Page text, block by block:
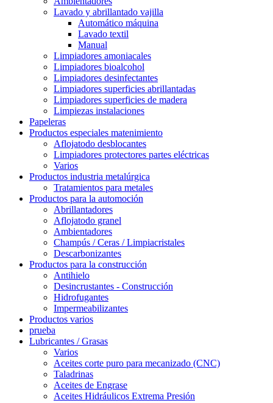
Lavado y abrillantado vajilla
Automático máquina
Lavado textil
Manual
Limpiadores amoniacales
Limpiadores bioalcohol
Limpiadores desinfectantes
Limpiadores superficies abrillantadas
Limpiadores superficies de madera
Limpiezas instalaciones
Papeleras
Productos especiales matenimiento
Aflojatodo desblocantes
Limpiadores protectores partes eléctricas
Varios
Productos industria metalúrgica
Tratamientos para metales
Productos para la automoción
Abrillantadores
Aflojatodo granel
Ambientadores
Champús / Ceras / Limpiacristales
Descarbonizantes
Productos para la construcción
Antihielo
Desincrustantes - Construcción
Hidrofugantes
Impermeabilizantes
Productos varios
prueba
Lubricantes / Grasas
Varios
Aceites corte puro para mecanizado (CNC)
Taladrinas
Aceites de Engrase
Aceites Hidráulicos Extrema Presión